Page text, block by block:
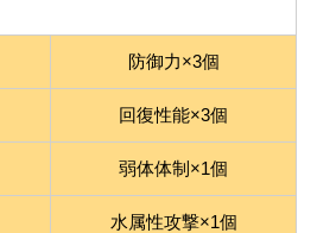
防御力×3個
回復性能×3個
弱体体制×1個
水属性攻撃×1個